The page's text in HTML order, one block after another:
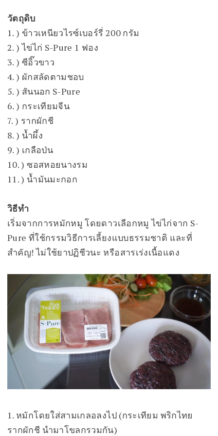
วัตถุดิบ
1. ) ข้าวเหนียวไรซ์เบอร์รี่ 200 กรัม
2. ) ไข่ไก่ S-Pure 1 ฟอง
3. ) ซีอิ๊วขาว
4. ) ผักสลัดตามชอบ
5. ) สันนอก S-Pure
6. ) กระเทียมจีน
7. ) รากผักชี
8. ) น้ำผึ้ง
9. ) เกลือป่น
10. ) ซอสหอยนางรม
11. ) น้ำมันมะกอก
วิธีทำ
เริ่มจากการหมักหมู โดยดาวเลือกหมู ไข่ไก่จาก S-
Pure ที่ใช้กรรมวิธีการเลี้ยงแบบธรรมชาติ และที่
สำคัญ! ไม่ใช้ยาปฏิชีวนะ หรือสารเร่งเนื้อแดง
1. หมักโดยใส่สามเกลอลงไป (กระเทียม พริกไทย
รากผักชี นำมาโขลกรวมกัน)